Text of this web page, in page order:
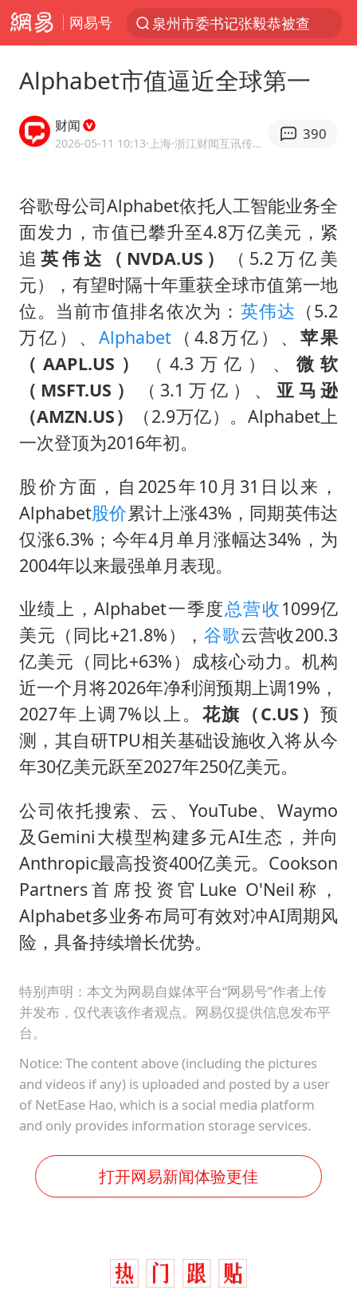
网易号
泉州市委书记张毅恭被查
中国女篮70-67险胜尼日利亚女篮
四川宜宾市高县4.9级地震致1人死亡
名创优品回应女子吐槽内裤质量差
出口禁令驱动有色板块大涨
中巨芯：上半年归母净利润1405.77万元
秋天的第一杯奶茶到底有多火
38岁演员求职万岁山NPC成功
国乒男单横滨冠军赛全军覆没
U17国足三连胜晋级明日之星半决赛
美股存储板块集体大跌
胡彦斌获《歌手2026》歌王
东航：国内客票提前14天免费退改
胜宏科技：股票交易异常波动
夯实基础开新局
Alphabet市值逼近全球第一
财闻
2026-05-11 10:13·上海 ·浙江财闻互讯传媒有限公司官方账号
390
谷歌母公司Alphabet依托人工智能业务全
面发力，市值已攀升至4.8万亿美元，紧
追 英伟达（NVDA.US）
（5.2万亿美
元），有望时隔十年重获全球市值第一地
位。当前市值排名依次为： 英伟达 （5.2
万亿）、Alphabet （4.8万亿）、苹果
（AAPL.US）
（4.3万亿）、 微软
（MSFT.US）
（3.1万亿）、 亚马逊
（AMZN.US）
（2.9万亿）。Alphabet上
一次登顶为2016年初。
股价方面，自2025年10月31日以来，
Alphabet股价累计上涨43%，同期英伟达
仅涨6.3%；今年4月单月涨幅达34%，为
2004年以来最强单月表现。
业绩上，Alphabet一季度总营收1099亿
美元（同比+21.8%），谷歌云营收200.3
亿美元（同比+63%）成核心动力。机构
近一个月将2026年净利润预期上调19%，
2027年上调7%以上。 花旗（C.US）预
测，其自研TPU相关基础设施收入将从今
年30亿美元跃至2027年250亿美元。
公司依托搜索、云、YouTube、Waymo
及Gemini大模型构建多元AI生态，并向
Anthropic最高投资400亿美元。Cookson
Partners首席投资官Luke O'Neil称，
Alphabet多业务布局可有效对冲AI周期风
险，具备持续增长优势。
特别声明：本文为网易自媒体平台“网易号”作者上传
并发布，仅代表该作者观点。网易仅提供信息发布平
台。
Notice: The content above (including the pictures
and videos if any) is uploaded and posted by a user
of NetEase Hao, which is a social media platform
and only provides information storage services.
打开网易新闻体验更佳